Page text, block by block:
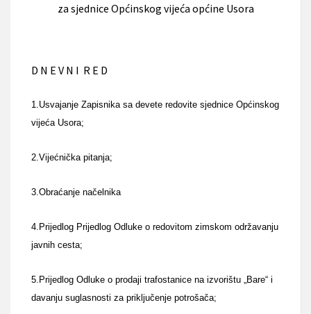
za sjednice Općinskog vijeća općine Usora
D N E V N I R E D
1.Usvajanje Zapisnika sa devete redovite sjednice Općinskog
vijeća Usora;
2.Vijećnička pitanja;
3.Obraćanje načelnika
4.Prijedlog Prijedlog Odluke o redovitom zimskom održavanju
javnih cesta;
5.Prijedlog Odluke o prodaji trafostanice na izvorištu „Bare“ i
davanju suglasnosti za priključenje potrošača;